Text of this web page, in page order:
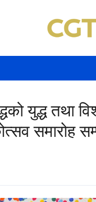
युद्ध तथा
समारोह